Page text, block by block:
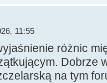
11:55
różnic
Dobrze
na tym